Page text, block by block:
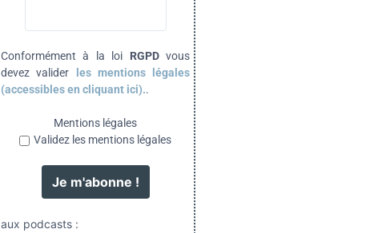
Conformément à la loi RGPDvous
devez valider
les mentions légales
(accessibles en cliquant ici)..
Mentions légales
Validez les mentions légales
aux podcasts :